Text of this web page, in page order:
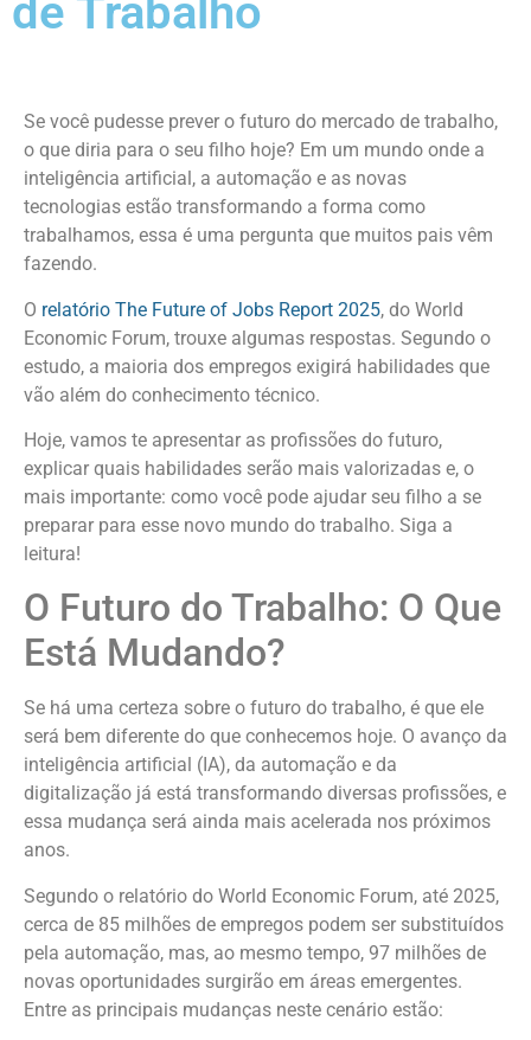
de Trabalho
Se você pudesse prever o futuro do mercado de trabalho,
o que diria para o seu filho hoje? Em um mundo onde a
inteligência artificial, a automação e as novas
tecnologias estão transformando a forma como
trabalhamos, essa é uma pergunta que muitos pais vêm
fazendo.
O relatório The Future of Jobs Report 2025, do World
Economic Forum, trouxe algumas respostas. Segundo o
estudo, a maioria dos empregos exigirá habilidades que
vão além do conhecimento técnico.
Hoje, vamos te apresentar as profissões do futuro,
explicar quais habilidades serão mais valorizadas e, o
mais importante: como você pode ajudar seu filho a se
preparar para esse novo mundo do trabalho. Siga a
leitura!
O Futuro do Trabalho: O Que
Está Mudando?
Se há uma certeza sobre o futuro do trabalho, é que ele
será bem diferente do que conhecemos hoje. O avanço da
inteligência artificial (IA), da automação e da
digitalização já está transformando diversas profissões, e
essa mudança será ainda mais acelerada nos próximos
anos.
Segundo o relatório do World Economic Forum, até 2025,
cerca de 85 milhões de empregos podem ser substituídos
pela automação, mas, ao mesmo tempo, 97 milhões de
novas oportunidades surgirão em áreas emergentes.
Entre as principais mudanças neste cenário estão: